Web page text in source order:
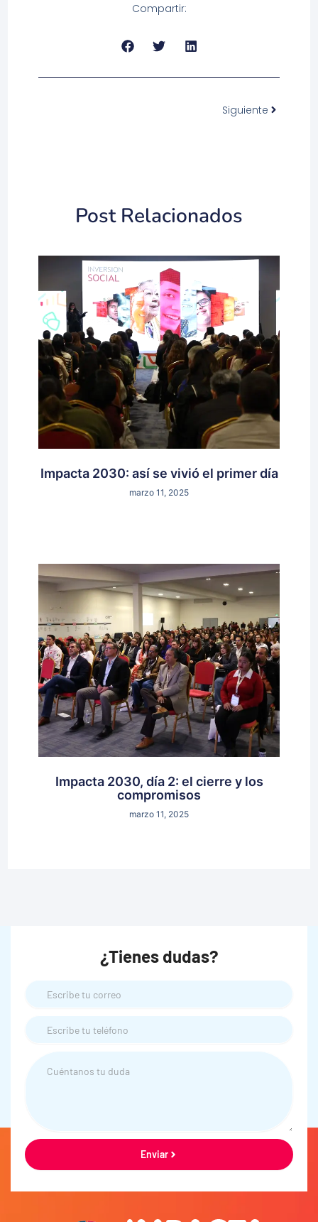
Compartir:
Siguiente
Post Relacionados
Impacta 2030: así se vivió el primer día
marzo 11, 2025
Impacta 2030, día 2: el cierre y los
compromisos
marzo 11, 2025
¿Tienes dudas?
Enviar